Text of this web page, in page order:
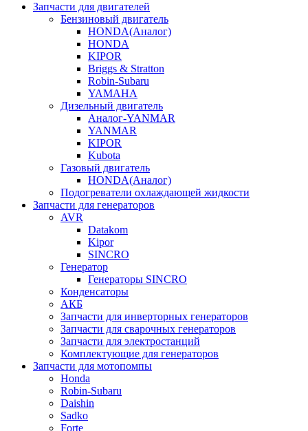
Запчасти для двигателей
Бензиновый двигатель
HONDA(Aналог)
HONDA
KIPOR
Briggs & Stratton
Robin-Subaru
YAMAHA
Дизельный двигатель
Аналог-YANMAR
YANMAR
KIPOR
Kubota
Газовый двигатель
HONDA(Aналог)
Подогреватели охлаждающей жидкости
Запчасти для генераторов
AVR
Datakom
Kipor
SINCRO
Генератор
Генераторы SINCRO
Конденсаторы
АКБ
Запчасти для инверторных генераторов
Запчасти для сварочных генераторов
Запчасти для электростанций
Комплектующие для генераторов
Запчасти для мотопомпы
Honda
Robin-Subaru
Daishin
Sadko
Forte